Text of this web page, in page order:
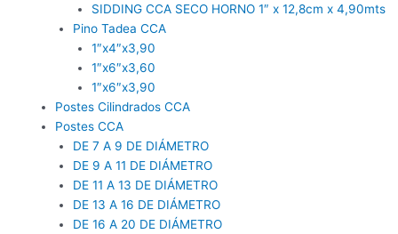
SIDDING CCA SECO HORNO 1″ x 12,8cm x 4,90mts
Pino Tadea CCA
1″x4″x3,90
1″x6″x3,60
1″x6″x3,90
Postes Cilindrados CCA
Postes CCA
DE 7 A 9 DE DIÁMETRO
DE 9 A 11 DE DIÁMETRO
DE 11 A 13 DE DIÁMETRO
DE 13 A 16 DE DIÁMETRO
DE 16 A 20 DE DIÁMETRO